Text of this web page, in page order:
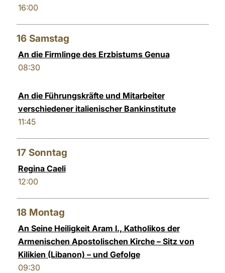
16:00
16 Samstag
An die Firmlinge des Erzbistums Genua
08:30
An die Führungskräfte und Mitarbeiter
verschiedener italienischer Bankinstitute
11:45
17 Sonntag
Regina Caeli
12:00
18 Montag
An Seine Heiligkeit Aram I., Katholikos der
Armenischen Apostolischen Kirche – Sitz von
Kilikien (Libanon) – und Gefolge
09:30